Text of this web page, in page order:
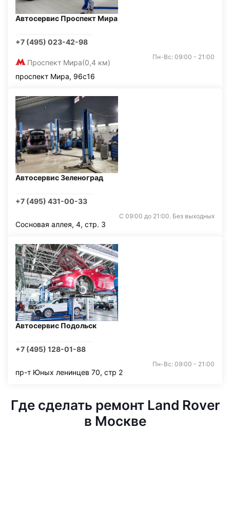
Автосервис Проспект Мира
+7 (495) 023-42-98
Проспект Мира(0,4 км)
Пн-Вс: 09:00 - 21:00
проспект Мира, 96с16
Автосервис Зеленоград
+7 (495) 431-00-33
С 09:00 до 21:00. Без выходных
Сосновая аллея, 4, стр. 3
Автосервис Подольск
+7 (495) 128-01-88
Пн-Вс: 09:00 - 21:00
пр-т Юных ленинцев 70, стр 2
Где сделать ремонт Land Rover
в Москве